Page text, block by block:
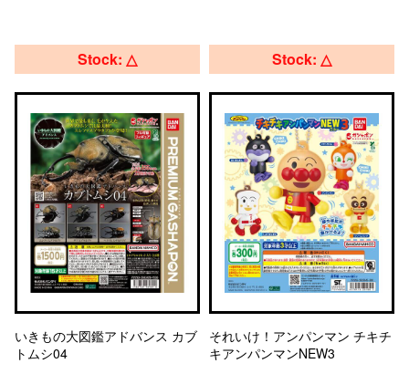
Stock: △
いきもの大図鑑アドバンス カブ
トムシ04
Stock: △
それいけ！アンパンマン チキチ
キアンパンマンNEW3